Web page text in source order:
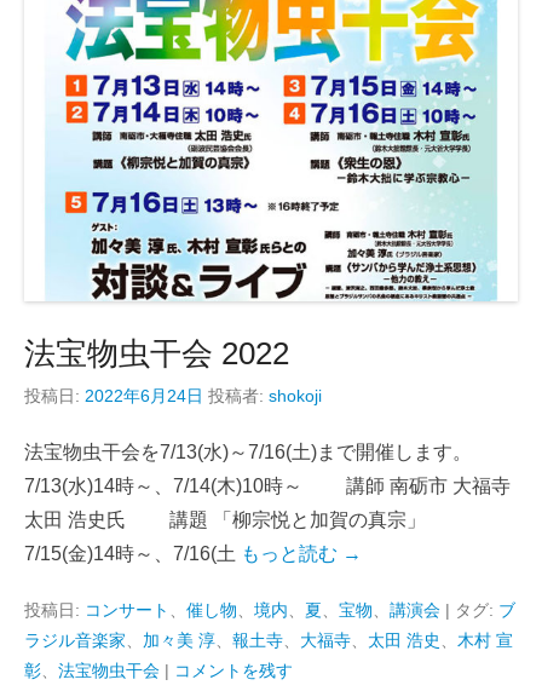
法宝物虫干会 2022
投稿日: 2022年6月24日 投稿者: shokoji
法宝物虫干会を7/13(水)～7/16(土)まで開催します。
7/13(水)14時～、7/14(木)10時～ 講師 南砺市 大福寺
太田 浩史氏 講題 「柳宗悦と加賀の真宗」
7/15(金)14時～、7/16(土 もっと読む →
投稿日: コンサート 催し物 境内 夏 宝物 講演会 | タグ: ブ
ラジル音楽家
加々美 淳 報土寺 大福寺 太田 浩史
木村 宣
彰
法宝物虫干会 | コメントを残す